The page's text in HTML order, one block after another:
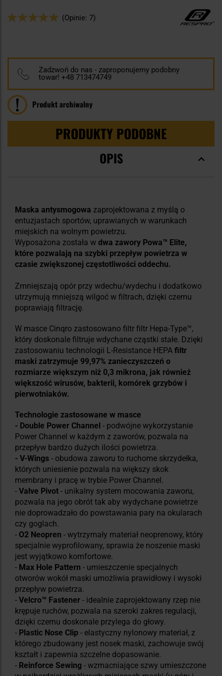
Ocena:
(Opinie: 7)
Zadzwoń do nas - zaproponujemy podobny
towar! +48 713474749
Produkt archiwalny
PRODUKTY PODOBNE
OPIS
Maska antysmogowa zaprojektowana z myślą o
entuzjastach sportów, uprawianych w warunkach
miejskich na wolnym powietrzu.
Wyposażona została w dwa zawory Powa™ Elite,
które pozwalają na szybki przepływ powietrza w
czasie zwiększonej częstotliwości oddechu.
Zmniejszają opór przy wdechu/wydechu i dodatkowo
utrzymują mniejszą wilgoć w filtrach, dzięki czemu
poprawiają filtrację.
W masce Cinqro zastosowano filtr filtr Hepa-Type™,
który doskonale filtruje wdychane cząstki stałe. Dzięki
zastosowaniu technologii L-Resistance HEPA filtr
maski zatrzymuje 99,97% zanieczyszczeń o
rozmiarze większym niż 0,3 mikrona, jak również
większość wirusów, bakterii, komórek grzybów i
pierwotniaków.
Technologie zastosowane w masce
- Double Power Channel - podwójne wykorzystanie
Power Channel w każdym z zaworów, pozwala na
przepływ bardzo dużych ilości powietrza.
- V-Wings - obudowa zaworu to ruchome skrzydełka,
których uniesienie pozwala na większy skok
membrany i pracę w trybie Power Channel.
- Valve Pivot - unikalny system mocowania zaworu,
pozwala na jego obrót tak aby wydychane powietrze
nie doprowadzało do powstawania pary na okularach
czy goglach.
- O2 Neopren - wytrzymały materiał neoprenowy, który
specjalnie wyprofilowany, sprawia że noszenie maski
jest wyjątkowo komfortowe.
- Max Hole Pattern - umieszczenie specjalnych
otworów wokół maski umożliwia prawidłowy i wysoki
przepływ powietrza.
- Velcro™ Fastener - idealnie zaprojektowany rzep nie
krępuje ruchów, pozwala na szeroki zakres regulacji,
dzięki czemu doskonale przylega do głowy.
- Plastic Nose Clip - elastyczny nylonowy materiał, z
którego zbudowany jest nosek maski, zachowuje swój
kształt i zapewnia szczelne dopasowanie.
- Reinforce Sewing - wzmacniające szwy umieszczone